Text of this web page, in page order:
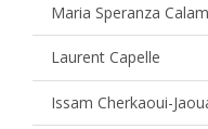
Maria Speranza
Laurent Capelle
Issam Cherkaoui-